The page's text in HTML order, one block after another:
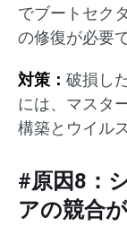
でブートセク
の修復が必要で
対策： 破損し
には、マスタ
構築とウイル
#原因8：
アの競合